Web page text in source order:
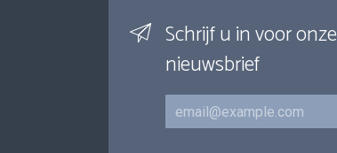
Schrijf u in voor onze
nieuwsbrief
E-mail